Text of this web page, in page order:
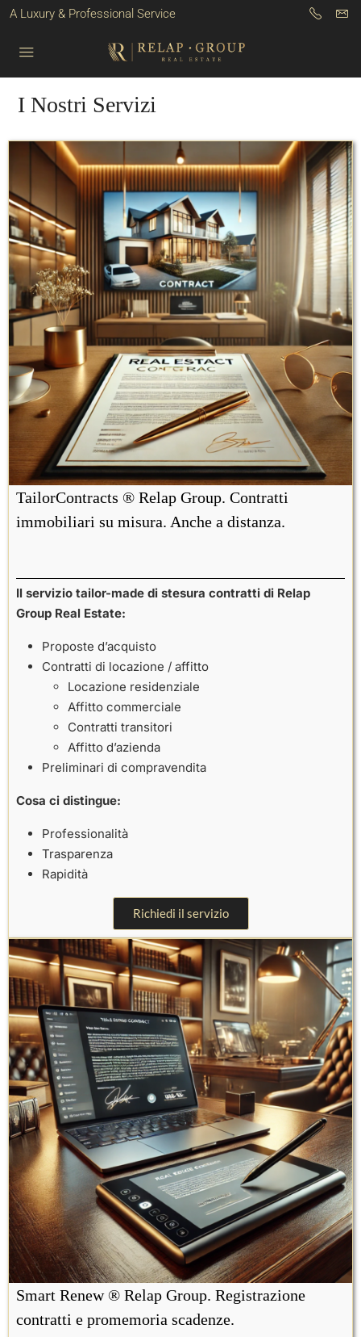
A Luxury & Professional Service
I Nostri Servizi
TailorContracts ® Relap Group. Contratti
immobiliari su misura. Anche a distanza.
Il servizio tailor-made di stesura contratti di Relap
Group Real Estate:
Proposte d’acquisto
Contratti di locazione / affitto
Locazione residenziale
Affitto commerciale
Contratti transitori
Affitto d’azienda
Preliminari di compravendita
Cosa ci distingue:
Professionalità
Trasparenza
Rapidità
Richiedi il servizio
Smart Renew ® Relap Group. Registrazione
contratti e promemoria scadenze.